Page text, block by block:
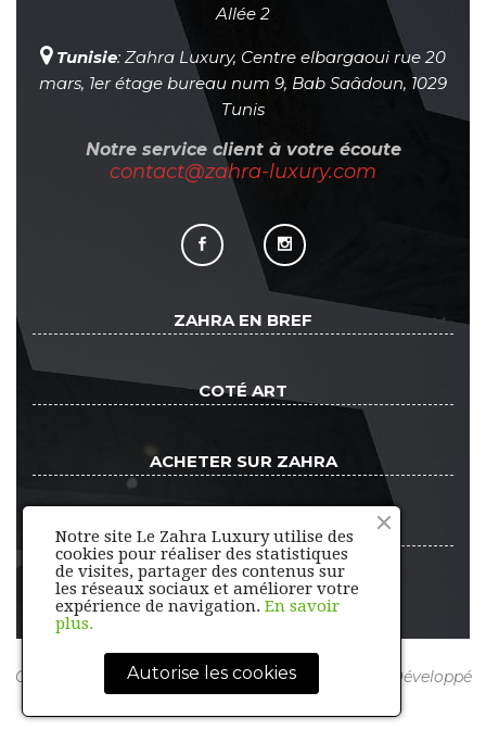
Allée 2
Tunisie: Zahra Luxury, Centre elbargaoui rue 20
mars, 1er étage bureau num 9, Bab Saâdoun, 1029
Tunis
Notre service client à votre écoute
contact@zahra-luxury.com
ZAHRA EN BREF keyboard_arrow_down
COTÉ ART
ACHETER SUR ZAHRA
ESPACE CLIENT
Copyright © Zahra Luxury. Tous droits réservés. Développé
ParWebShopDev
Notre site Le Zahra Luxury utilise des
cookies pour réaliser des statistiques
de visites, partager des contenus sur
les réseaux sociaux et améliorer votre
expérience de navigation. En savoir
plus.
Autorise les cookies